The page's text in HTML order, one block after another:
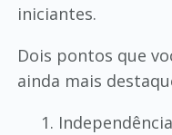
iniciantes.
Dois pontos que
ainda mais